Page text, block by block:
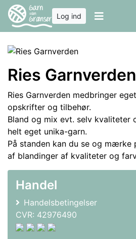
Log ind
Ries Garnverden
Ries Garnverden medbringer
opskrifter og tilbehør.
Bland og mix evt. selv kvaliteter
helt eget unika-garn.
På standen kan du se og
af blandinger af kvaliteter og
Handel
Handelsbetingelser
CVR: 42976490